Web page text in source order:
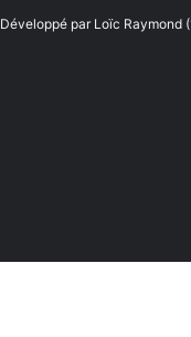
Développé par Loïc Raymond